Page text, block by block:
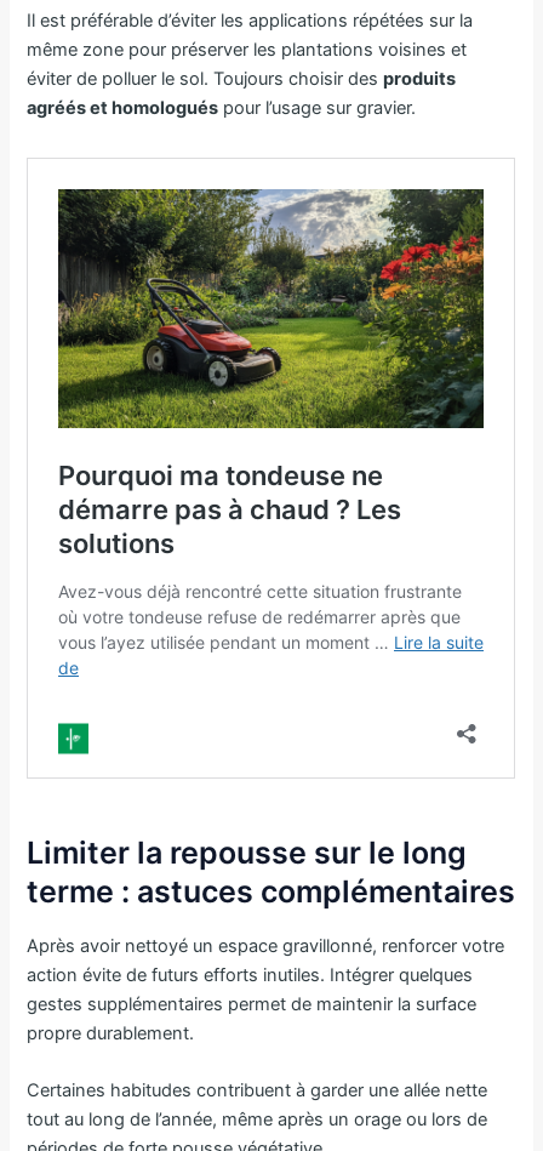
Il est préférable d’éviter les applications répétées sur la
même zone pour préserver les plantations voisines et
éviter de polluer le sol. Toujours choisir desproduits
agréés et homologués pour l’usage sur gravier.
Limiter la repousse sur le long
terme : astuces complémentaires
Après avoir nettoyé un espace gravillonné, renforcer votre
action évite de futurs efforts inutiles. Intégrer quelques
gestes supplémentaires permet de maintenir la surface
propre durablement.
Certaines habitudes contribuent à garder une allée nette
tout au long de l’année, même après un orage ou lors de